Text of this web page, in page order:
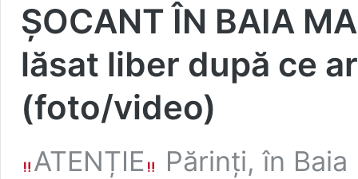
ȘOCANT ÎN BAIA
lăsat liber după ce
(foto/video)
ATENȚIE
Părinți, în